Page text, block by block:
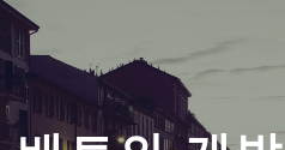
콘
츠
로
건